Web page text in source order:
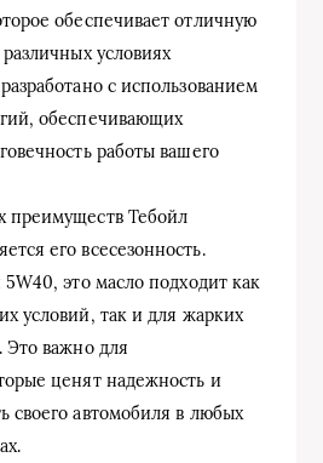
обеспечивает отличную
условиях
с использованием
обеспечивающих
работы вашего
преимуществ Тебойл
его всесезонность.
5W40, это масло подходит как
условий, так и для жарких
Это важно для
ценят надежность и
своего автомобиля в любых